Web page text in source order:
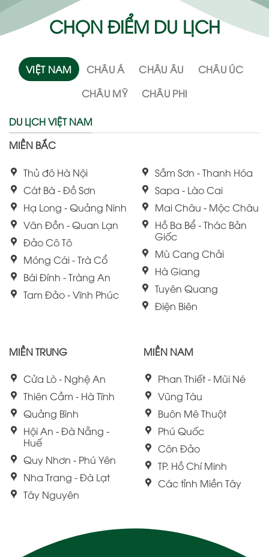
CHỌN ĐIỂM DU LỊCH
VIỆT NAM CHÂU Á CHÂU ÂU
CHÂU ÚC
CHÂU MỸ
CHÂU PHI
DU LỊCH VIỆT NAM
MIỀN BẮC
Thủ đô Hà Nội
Cát Bà - Đồ Sơn
Hạ Long - Quảng Ninh
Vân Đồn - Quan Lạn
Đảo Cô Tô
Móng Cái - Trà Cổ
Bái Đính - Tràng An
Tam Đảo - Vĩnh Phúc
Sầm Sơn - Thanh Hóa
Sapa - Lào Cai
Mai Châu - Mộc Châu
Hồ Ba Bể - Thác Bản
Giốc
Mù Cang Chải
Hà Giang
Tuyên Quang
Điện Biên
MIỀN TRUNG
Cửa Lò - Nghệ An
Thiên Cầm - Hà Tĩnh
Quảng Bình
Hội An - Đà Nẵng -
Huế
Quy Nhơn - Phú Yên
Nha Trang - Đà Lạt
Tây Nguyên
MIỀN NAM
Phan Thiết - Mũi Né
Vũng Tàu
Buôn Mê Thuột
Phú Quốc
Côn Đảo
TP. Hồ Chí Minh
Các tỉnh Miền Tây